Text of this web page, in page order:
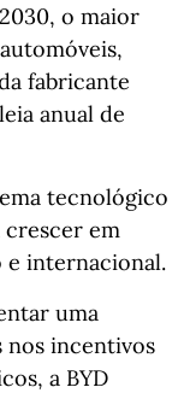
o maior
fabricante
anual de
tecnológico
em
e internacional.
uma
nos incentivos
a BYD